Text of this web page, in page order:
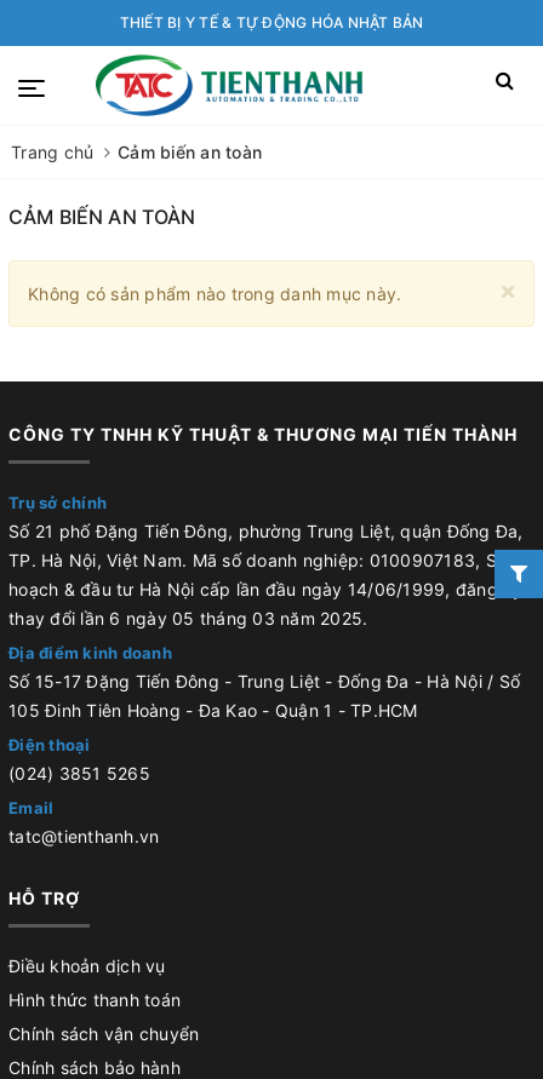
THIẾT BỊ Y TẾ & TỰ ĐỘNG HÓA NHẬT BẢN
Trang chủ Cảm biến an toàn
CẢM BIẾN AN TOÀN
×
Không có sản phẩm nào trong danh mục này.
CÔNG TY TNHH KỸ THUẬT & THƯƠNG MẠI TIẾN THÀNH
Trụ sở chính
Số 21 phố Đặng Tiến Đông, phường Trung Liệt, quận Đống Đa,
TP. Hà Nội, Việt Nam. Mã số doanh nghiệp: 0100907183, Sở kế
hoạch & đầu tư Hà Nội cấp lần đầu ngày 14/06/1999, đăng ký
thay đổi lần 6 ngày 05 tháng 03 năm 2025.
Địa điểm kinh doanh
Số 15-17 Đặng Tiến Đông - Trung Liệt - Đống Đa - Hà Nội / Số
105 Đinh Tiên Hoàng - Đa Kao - Quận 1 - TP.HCM
Điện thoại
(024) 3851 5265
Email
tatc@tienthanh.vn
HỖ TRỢ
Điều khoản dịch vụ
Hình thức thanh toán
Chính sách vận chuyển
Chính sách bảo hành